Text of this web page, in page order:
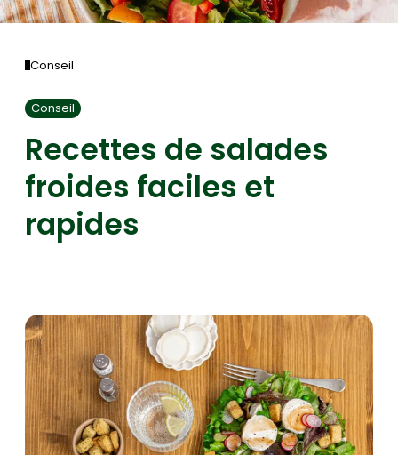
Conseil
Conseil
Recettes de salades
froides faciles et
rapides